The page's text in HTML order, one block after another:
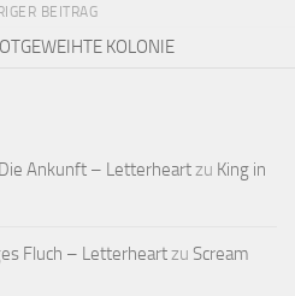
BEITRAG
KOLONIE
Ankunft – Letterheartzu King in
Fluch – Letterheartzu Scream